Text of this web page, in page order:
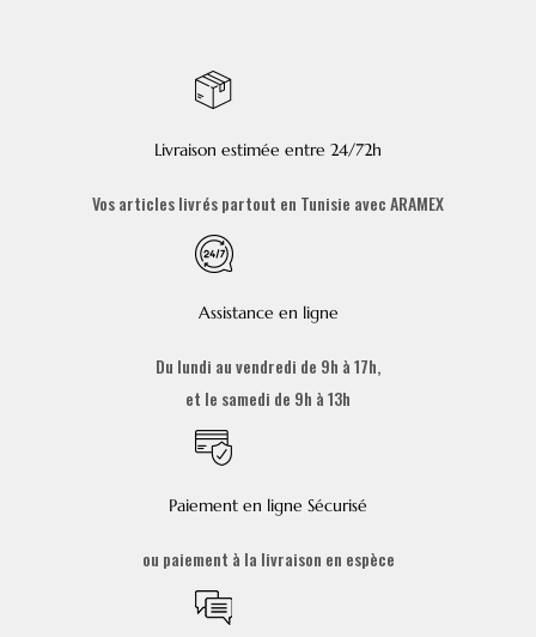
Livraison estimée entre 24/72h
Vos articles livrés partout en Tunisie avec ARAMEX
Assistance en ligne
Du lundi au vendredi de 9h à 17h,
et le samedi de 9h à 13h
Paiement en ligne Sécurisé
ou paiement à la livraison en espèce